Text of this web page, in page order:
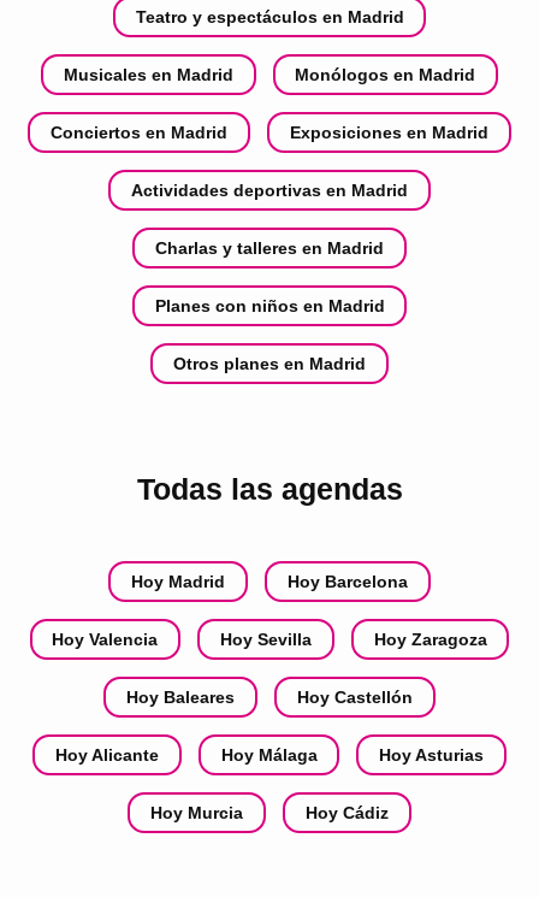
Teatro y espectáculos en Madrid
Musicales en Madrid Monólogos en Madrid
Conciertos en Madrid Exposiciones en Madrid
Actividades deportivas en Madrid
Charlas y talleres en Madrid
Planes con niños en Madrid
Otros planes en Madrid
Todas las agendas
Hoy Madrid Hoy Barcelona
Hoy Valencia Hoy Sevilla Hoy Zaragoza
Hoy Baleares Hoy Castellón
Hoy Alicante Hoy Málaga Hoy Asturias
Hoy Murcia Hoy Cádiz